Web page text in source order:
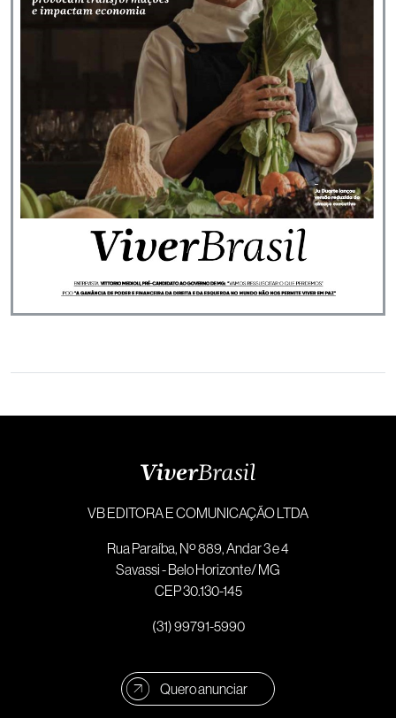
VB EDITORA E COMUNICAÇÃO LTDA
Rua Paraíba, Nº 889, Andar 3 e 4
Savassi - Belo Horizonte/ MG
CEP 30.130-145
(31) 99791-5990
Quero anunciar